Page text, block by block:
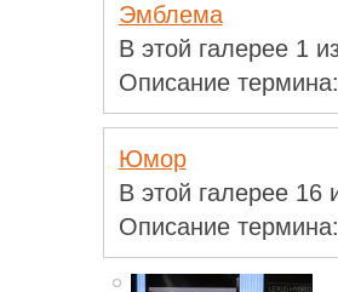
Эмблема
В этой галерее 1
Описание термина:
Юмор
В этой галерее 16
Описание термина: